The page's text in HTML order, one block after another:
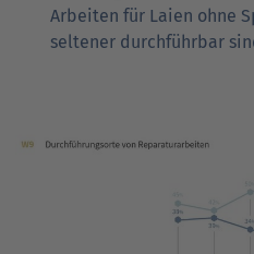
Arbeiten für Laien ohne
seltener durchführbar